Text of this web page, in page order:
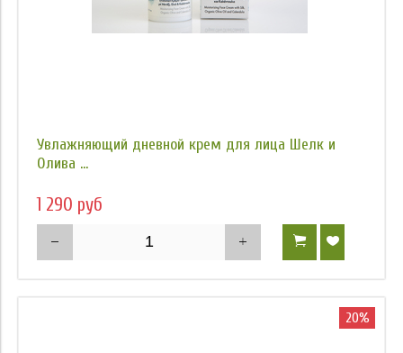
Увлажняющий дневной крем для лица Шелк и
Олива ...
1 290 руб
20%